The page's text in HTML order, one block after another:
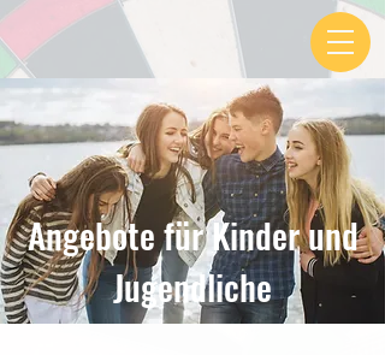
Angebote für Kinder und
Jugendliche